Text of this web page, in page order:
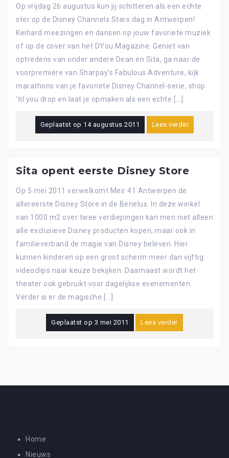
Op vrijdag 26 augustus kun jij schitteren als een echte
ster op de Disney Channels Stars dag in Antwerpen!
Keihard meezingen en dansen op jouw favoriete muziek
of op de cover van het DYou Magazine. Geniet van
optredens van onder andere Dean en Sita, ga naar de
voorpremière van Sharpay’s Fabulous Adventure, kijk
marathons van je favoriete Disney Channel-serie, shop
‘til you drop en laat je opmaken als een echte […]
Geplaatst op 14 augustus 2011 Lees verder
Sita opent eerste Disney Store
Op 5 mei 2011 verwelkomt Meir 41 Antwerpen de
allereerste Disney Store in de Benelux. In deze winkel
van 1000 m2 over twee verdiepingen kan men niet alleen
alle exclusieve Disney producten kopen, maar ook in
familieverband de magie van Disney beleven. Hier
kunnen kinderen op een groot scherm meer dan vijftig
videoclips naar keuze bekijken. Daarnaast wordt het
theater ook gebruikt voor dagelijkse evenementen.
Verder is er de magische […]
Geplaatst op 3 mei 2011 Lees verder
Home
Nieuws